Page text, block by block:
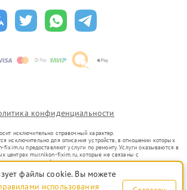
конфиденциальности
исключительно справочный характер.
исключительно для описания устройств, в отношении которых
предоставляют услуги по ремонту. Услуги оказываются в
центрах mur.nikon-fixim.ru, которые не связаны с
знаков или их официальными представителями.
уже введенных в гражданский оборот в соответствии
не преследует цели индивидуализации услуг или введения
файлы cookie. Вы можете
использования